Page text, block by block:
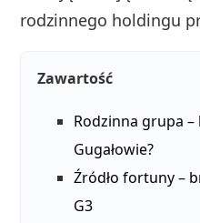
rodzinnego holdingu
Zawartość
Rodzinna grupa –
Gugałowie?
Źródło fortuny –
G3